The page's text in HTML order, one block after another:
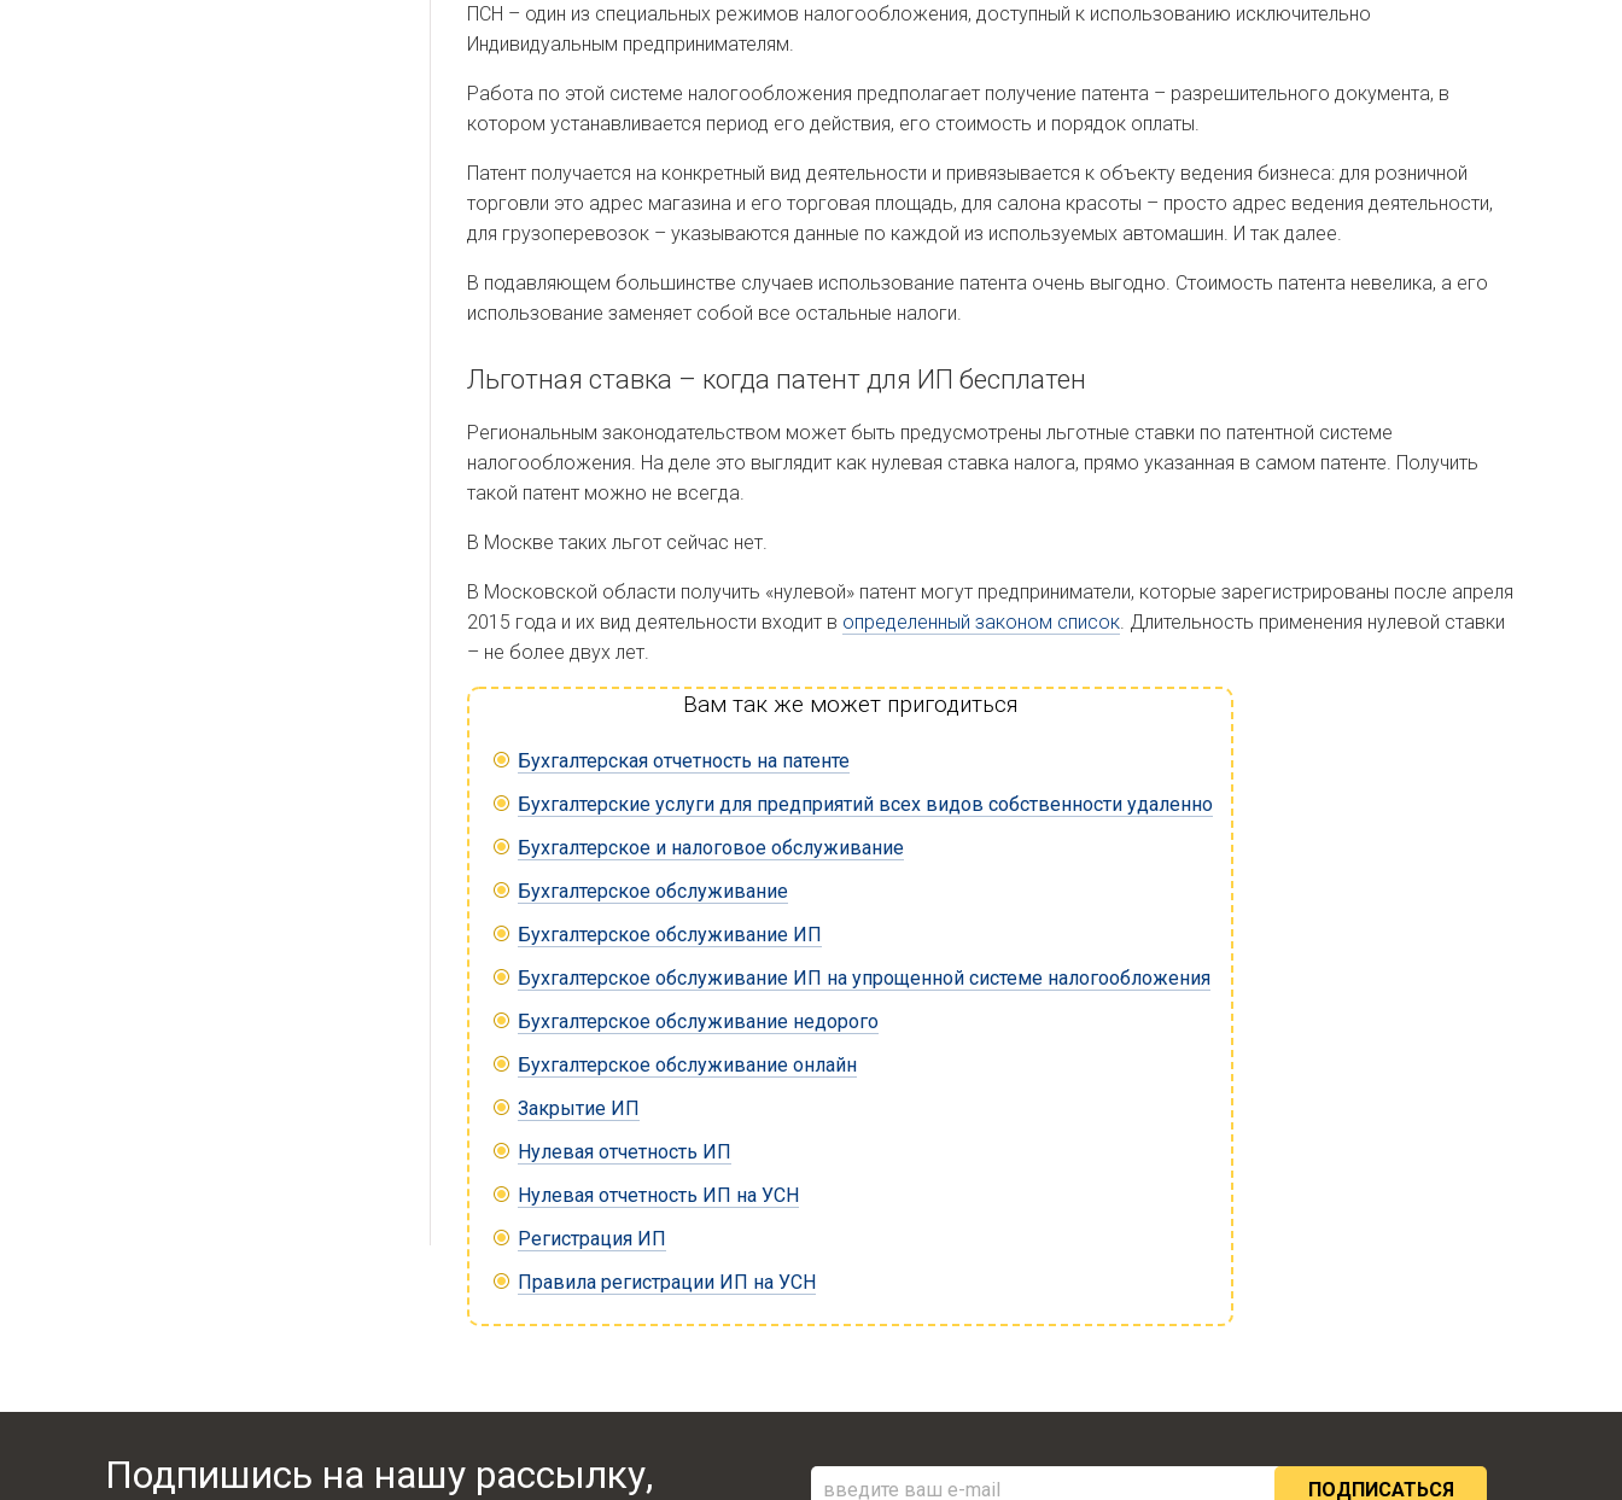
ПСН – один из специальных режимов налогообложения, доступный к использованию исключительно
Индивидуальным предпринимателям.
Работа по этой системе налогообложения предполагает получение патента – разрешительного документа, в
котором устанавливается период его действия, его стоимость и порядок оплаты.
Патент получается на конкретный вид деятельности и привязывается к объекту ведения бизнеса: для розничной
торговли это адрес магазина и его торговая площадь, для салона красоты – просто адрес ведения деятельности,
для грузоперевозок – указываются данные по каждой из используемых автомашин. И так далее.
В подавляющем большинстве случаев использование патента очень выгодно. Стоимость патента невелика, а его
использование заменяет собой все остальные налоги.
Льготная ставка – когда патент для ИП бесплатен
Региональным законодательством может быть предусмотрены льготные ставки по патентной системе
налогообложения. На деле это выглядит как нулевая ставка налога, прямо указанная в самом патенте. Получить
такой патент можно не всегда.
В Москве таких льгот сейчас нет.
В Московской области получить «нулевой» патент могут предприниматели, которые зарегистрированы после апреля
2015 года и их вид деятельности входит в определенный законом список . Длительность применения нулевой ставки
– не более двух лет.
Вам так же может пригодиться
Бухгалтерская отчетность на патенте
Бухгалтерские услуги для предприятий всех видов собственности удаленно
Бухгалтерское и налоговое обслуживание
Бухгалтерское обслуживание
Бухгалтерское обслуживание ИП
Бухгалтерское обслуживание ИП на упрощенной системе налогообложения
Бухгалтерское обслуживание недорого
Бухгалтерское обслуживание онлайн
Закрытие ИП
Нулевая отчетность ИП
Нулевая отчетность ИП на УСН
Регистрация ИП
Правила регистрации ИП на УСН
Подпишись на нашу рассылку,